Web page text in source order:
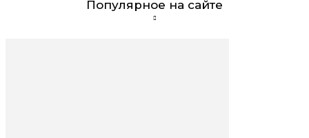
Популярное на сайте